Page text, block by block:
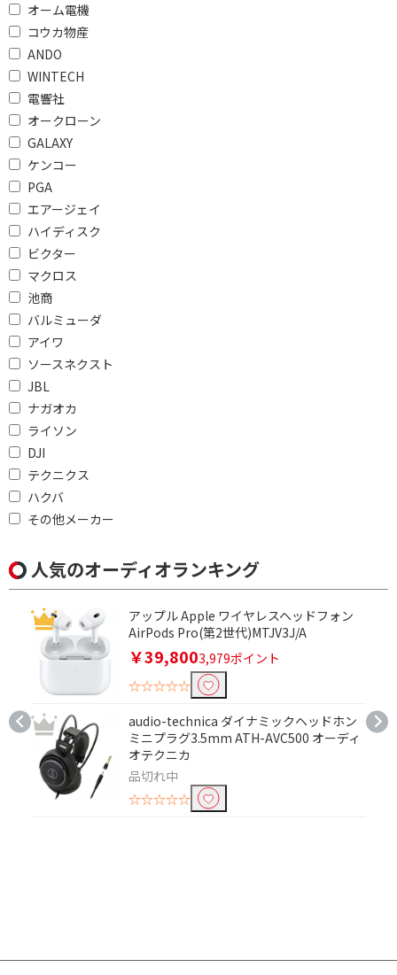
オーム電機
コウカ物産
ANDO
WINTECH
電響社
オークローン
GALAXY
ケンコー
PGA
エアージェイ
ハイディスク
ビクター
マクロス
池商
バルミューダ
アイワ
ソースネクスト
JBL
ナガオカ
ライソン
DJI
テクニクス
ハクバ
その他メーカー
ハイレゾ対応
Dolby Atmosで絞り込む
DolbyAtmos対応
DTS:Xで絞り込む
DTS:X対応
チャンネルで絞り込む
Bluetoothで絞り込む
ノイズキャンセリング機能で絞り込む
ノイズキャンセリング
骨伝導
Bluetoothマルチペアリングで絞り込む
9台
3台
充電端子で絞り込む
microUSB
ワイヤレス充電
リモコン・マイク対応
リモコン対応
人気のオーディオランキング
アップル Apple ワイヤレスヘッドフォン
AirPods Pro(第2世代)MTJV3J/A
￥39,8003,979ポイント
☆☆☆☆☆
audio-technica ダイナミックヘッドホン
ミニプラグ3.5mm ATH-AVC500 オーディ
オテクニカ
品切れ中
☆☆☆☆☆